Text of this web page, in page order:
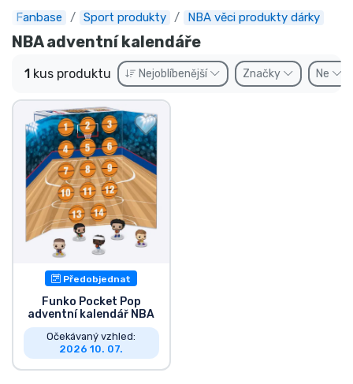
Fanbase Sport produkty NBA věci produkty dárky
NBA adventní kalendáře
1 kus produktu Nejoblíbenější Značky Ne
Předobjednat
Funko Pocket Pop
adventní kalendář NBA
Očekávaný vzhled:
2026 10. 07.
Expresní doručení
Předobjednat
Outlet produkty
Doprava a platba
Seriálové věci
Filmové věci
Úžasné věci
Anime věci
Hráčské věci